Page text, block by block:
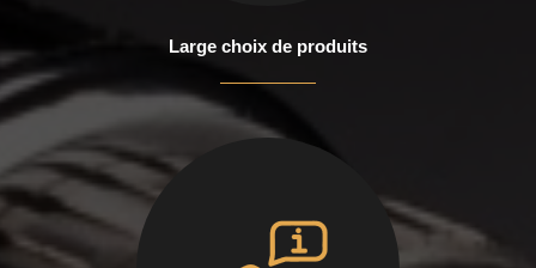
Large choix de produits